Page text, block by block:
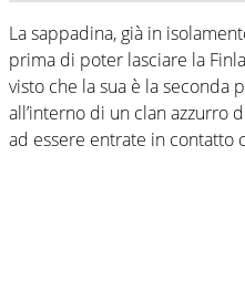
La sappadina, già in
prima di poter lasciare la
visto che la sua è la seconda
all’interno di un clan azzurro
ad essere entrate in contatto